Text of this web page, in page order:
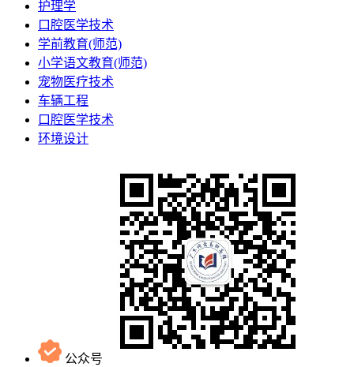
护理学
口腔医学技术
学前教育(师范)
小学语文教育(师范)
宠物医疗技术
车辆工程
口腔医学技术
环境设计
公众号